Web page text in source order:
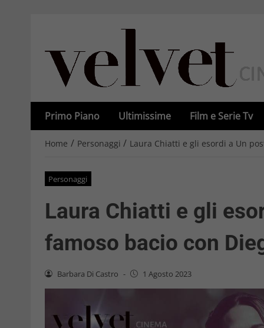
Primo Piano Ultimissime Film e Serie Tv
Home / Personaggi / Laura Chiatti e gli esordi a Un
Personaggi
Laura Chiatti e gli
famoso bacio con
Barbara Di Castro - 1 Agosto 2023